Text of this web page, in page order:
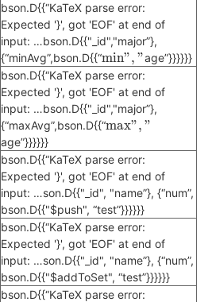
bson.D{{“KaTeX parse error:
Expected '}', got 'EOF' at end of
input: …bson.D{{"_id","major”},
{“minAvg”,bson.D{{“m
i
n
"
,
min","
min", "age”}}}}}}
bson.D{{“KaTeX parse error:
Expected '}', got 'EOF' at end of
input: …bson.D{{"_id","major”},
{“maxAvg”,bson.D{{“m
x
"
"
max","
max", "
age”}}}}}}
bson.D{{“KaTeX parse error:
Expected '}', got 'EOF' at end of
input: …son.D{{"_id", "name”}, {“num”,
bson.D{{"$push", “test”}}}}}}
bson.D{{“KaTeX parse error:
Expected '}', got 'EOF' at end of
input: …son.D{{"_id", "name”}, {“num”,
bson.D{{"$addToSet", “test”}}}}}}
bson.D{{“KaTeX parse error: